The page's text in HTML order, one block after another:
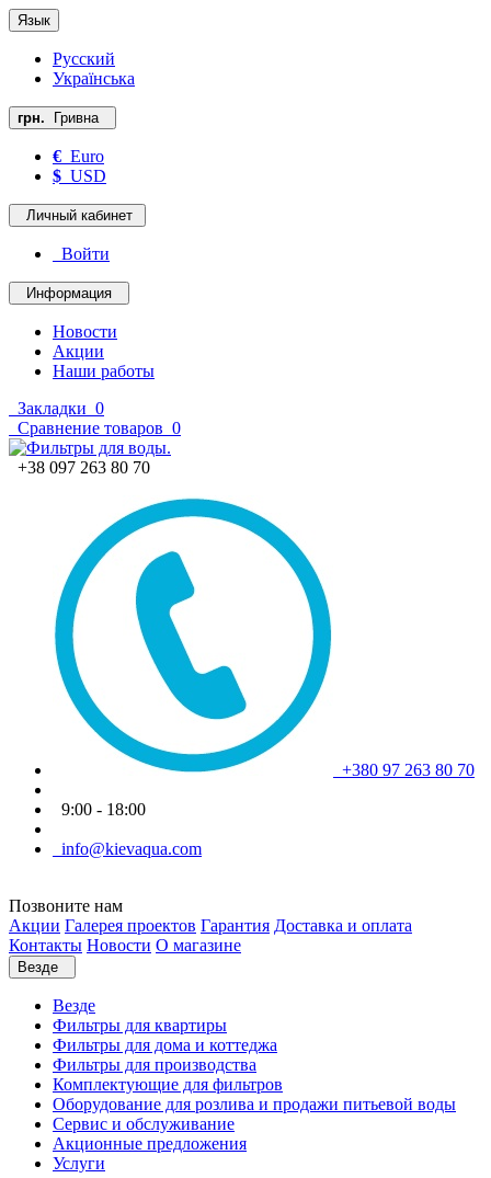
Язык
Русский
Українська
грн. Гривна
€ Euro
$ USD
Личный кабинет
Войти
Информация
Новости
Акции
Наши работы
Закладки 0
Сравнение товаров 0
+38 097 263 80 70
+380 97 263 80 70
9:00 - 18:00
info@kievaqua.com
Позвоните нам
Акции Галерея проектов Гарантия Доставка и оплата
Контакты Новости О магазине
Везде
Везде
Фильтры для квартиры
Фильтры для дома и коттеджа
Фильтры для производства
Комплектующие для фильтров
Оборудование для розлива и продажи питьевой воды
Сервис и обслуживание
Акционные предложения
Услуги